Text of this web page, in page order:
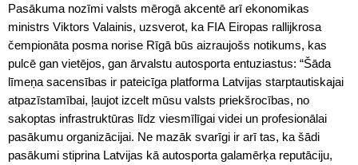
Pasākuma nozīmi valsts mērogā akcentē arī ekonomikas
ministrs Viktors Valainis, uzsverot, ka FIA Eiropas rallijkrosa
čempionāta posma norise Rīgā būs aizraujošs notikums, kas
pulcē gan vietējos, gan ārvalstu autosporta entuziastus: “Šāda
līmeņa sacensības ir pateicīga platforma Latvijas starptautiskajai
atpazīstamībai, ļaujot izcelt mūsu valsts priekšrocības, no
sakoptas infrastruktūras līdz viesmīlīgai videi un profesionālai
pasākumu organizācijai. Ne mazāk svarīgi ir arī tas, ka šādi
pasākumi stiprina Latvijas kā autosporta galamērķa reputāciju,